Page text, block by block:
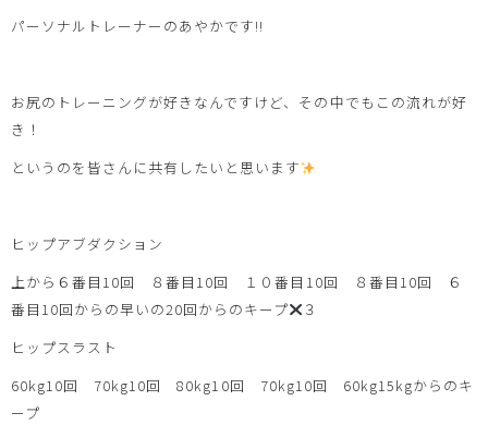
パーソナルトレーナーのあやかです!!
お尻のトレーニングが好きなんですけど、その中でもこの流れが好
き！
というのを皆さんに共有したいと思います
ヒップアブダクション
上から６番目10回 ８番目10回 １０番目10回 ８番目10回 ６
番目10回からの早いの20回からのキープ
３
ヒップスラスト
60kg10回 70kg10回 80kg10回 70kg10回 60kg15kgからのキ
ープ